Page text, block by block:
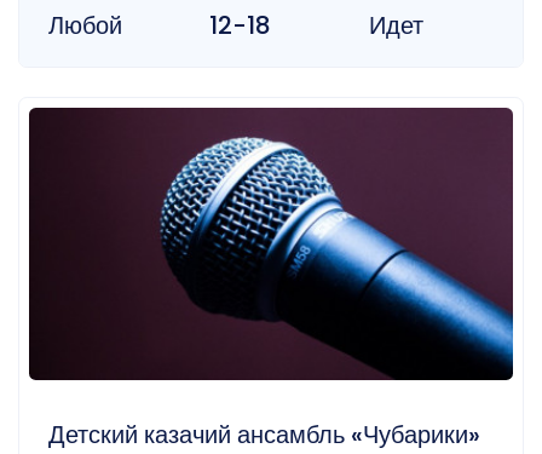
Любой 12-18 Идет
Детский казачий ансамбль «Чубарики»